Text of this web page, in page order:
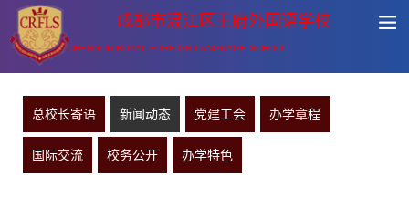
成都市温江区王府外国语学校
CHENGDU ROYAL FOREIGN LANGUAGE SCHOOL
总校长寄语 新闻动态 党建工会 办学章程
国际交流 校务公开 办学特色